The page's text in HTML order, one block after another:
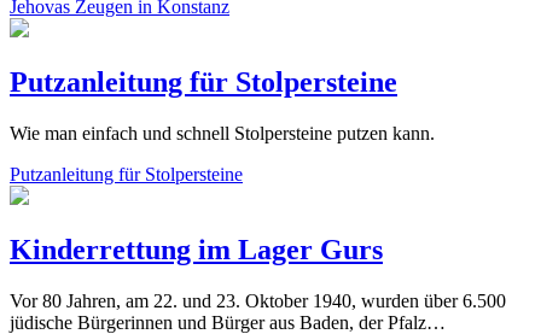
Jehovas Zeugen in Konstanz
Putzanleitung für Stolpersteine
Wie man einfach und schnell Stolpersteine putzen kann.
Putzanleitung für Stolpersteine
Kinderrettung im Lager Gurs
Vor 80 Jahren, am 22. und 23. Oktober 1940, wurden über 6.500
jüdische Bürgerinnen und Bürger aus Baden, der Pfalz…